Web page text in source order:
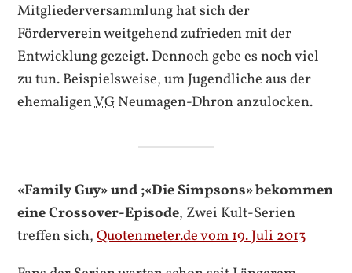
Mitgliederversammlung hat sich der
Förderverein weitgehend zufrieden mit der
Entwicklung gezeigt. Dennoch gebe es noch viel
zu tun. Beispielsweise, um Jugendliche aus der
ehemaligenVGNeumagen-Dhron anzulocken.
«Family Guy»und ;«Die Simpsons» bekommen
eine Crossover-Episode, Zwei Kult-Serien
treffen sich,Quotenmeter.de vom 19. Juli 2013